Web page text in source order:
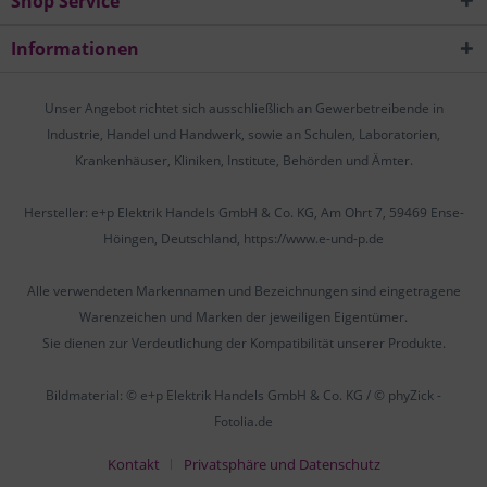
Informationen
Unser Angebot richtet sich ausschließlich an Gewerbetreibende in
Industrie, Handel und Handwerk, sowie an Schulen, Laboratorien,
Krankenhäuser, Kliniken, Institute, Behörden und Ämter.
Hersteller: e+p Elektrik Handels GmbH & Co. KG, Am Ohrt 7, 59469 Ense-
Höingen, Deutschland, https://www.e-und-p.de
Alle verwendeten Markennamen und Bezeichnungen sind eingetragene
Warenzeichen und Marken der jeweiligen Eigentümer.
Sie dienen zur Verdeutlichung der Kompatibilität unserer Produkte.
Bildmaterial: © e+p Elektrik Handels GmbH & Co. KG / © phyZick -
Fotolia.de
Kontakt
Privatsphäre und Datenschutz